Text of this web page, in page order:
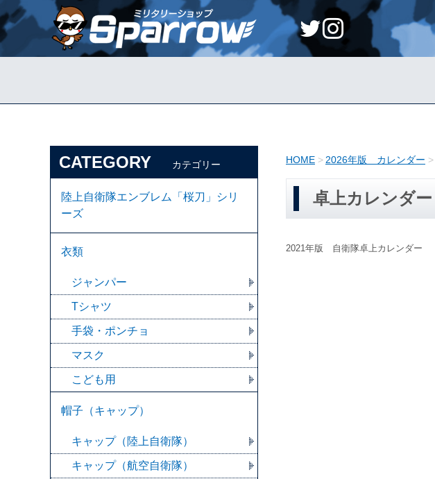
HOME 2026年版 カレンダー
卓上カレンダー
2021年版 自衛隊卓上カレンダー
CATEGORY カテゴリー
陸上自衛隊エンブレム「桜刀」シリ
ーズ
衣類
ジャンパー
Tシャツ
手袋・ポンチョ
マスク
こども用
帽子（キャップ）
キャップ（陸上自衛隊）
キャップ（航空自衛隊）